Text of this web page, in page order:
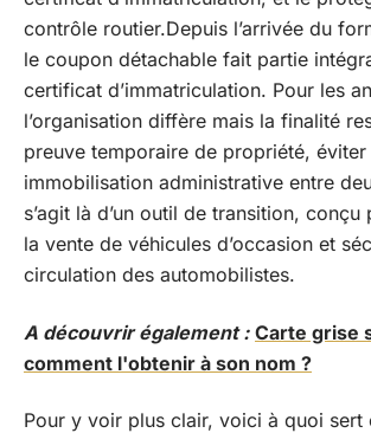
contrôle routier.Depuis l’arrivée du
le coupon détachable fait partie
certificat d’immatriculation. Pour les
l’organisation diffère mais la finalité
preuve temporaire de propriété,
immobilisation administrative entre
s’agit là d’un outil de transition,
la vente de véhicules d’occasion et
circulation des automobilistes.
A découvrir également : Carte grise
comment l'obtenir à son nom ?
Pour y voir plus clair, voici à quoi sert